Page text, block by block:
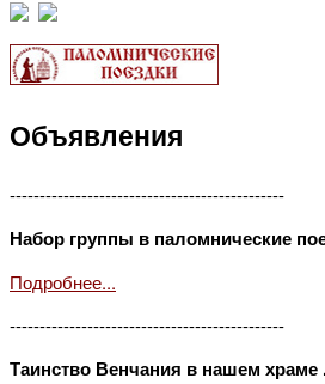
Объявления
----------------------------------------------
Набор группы в паломнические
Подробнее...
----------------------------------------------
Таинство Венчания в нашем храме